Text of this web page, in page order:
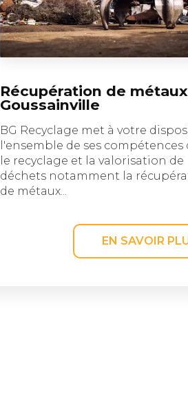
Récupération de métaux
Goussainville
BG Recyclage met à votre
l'ensemble de ses compétences
le recyclage et la valorisation de
déchets notamment la
de métaux...
EN SAVOIR